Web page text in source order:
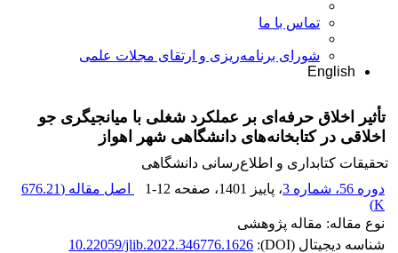
تماس با ما
شورای برنامه‌ریزی و ارتقای مجلات علمی
English
تأثیر اخلاق حرفه‌ای بر عملکرد شغلی با میانجیگری جو
اخلاقی در کتابخانه‌های دانشگاهی شهر اهواز
تحقیقات کتابداری و اطلاع‌رسانی دانشگاهی
دوره 56، شماره 3
، پاییز 1401 ، صفحه 1-12 اصل مقاله (676.21
K
)
نوع مقاله: مقاله پژوهشی
شناسه دیجیتال (DOI):
10.22059/jlib.2022.346776.1626